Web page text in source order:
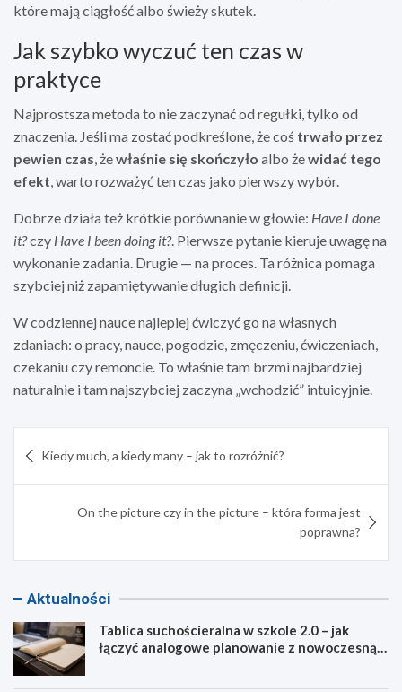
które mają ciągłość albo świeży skutek.
Jak szybko wyczuć ten czas w
praktyce
Najprostsza metoda to nie zaczynać od regułki, tylko od
znaczenia. Jeśli ma zostać podkreślone, że coś trwało przez
pewien czas , żewłaśnie się skończyło albo żewidać tego
efekt , warto rozważyć ten czas jako pierwszy wybór.
Dobrze działa też krótkie porównanie w głowie: Have I done
it?czy Have I been doing it?. Pierwsze pytanie kieruje uwagę na
wykonanie zadania. Drugie — na proces. Ta różnica pomaga
szybciej niż zapamiętywanie długich definicji.
W codziennej nauce najlepiej ćwiczyć go na własnych
zdaniach: o pracy, nauce, pogodzie, zmęczeniu, ćwiczeniach,
czekaniu czy remoncie. To właśnie tam brzmi najbardziej
naturalnie i tam najszybciej zaczyna „wchodzić” intuicyjnie.
wpisu
Kiedy much, a kiedy many – jak to rozróżnić?
On the picture czy in the picture – która forma jest
poprawna?
Aktualności
Tablica suchościeralna w szkole 2.0 – jak
łączyć analogowe planowanie z nowoczesną